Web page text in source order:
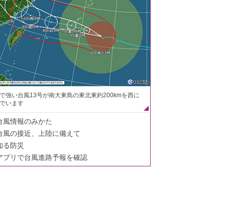
強い台風13号が南大東島の東北東約200kmを西に
います
風情報のみかた
風の接近、上陸に備えて
る防災
プリで台風進路予報を確認